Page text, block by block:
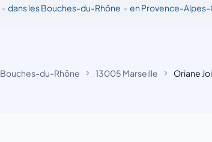
• dans les Bouches-du-Rhône • en Provence-Alpes-
Bouches-du-Rhône 13005 Marseille Oriane